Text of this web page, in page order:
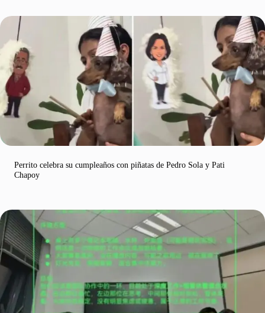
Perrito celebra su cumpleaños con piñatas de Pedro Sola y Pati
Chapoy